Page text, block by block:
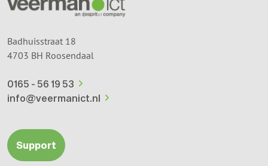
Badhuisstraat 18
4703 BH Roosendaal
0165 - 56 19 53
info@veermanict.nl
Support